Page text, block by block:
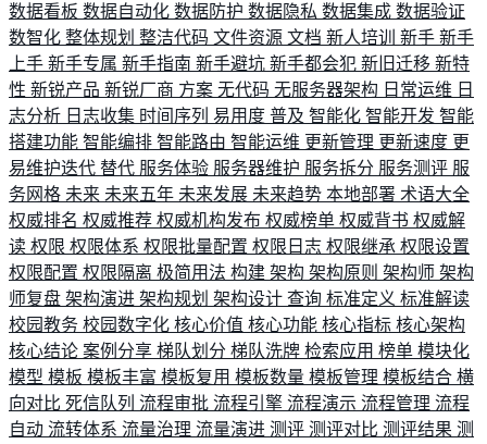
数据看板 数据自动化 数据防护 数据隐私 数据集成 数据验证
数智化 整体规划 整洁代码 文件资源 文档 新人培训 新手 新手
上手 新手专属 新手指南 新手避坑 新手都会犯 新旧迁移 新特
性 新锐产品 新锐厂商 方案 无代码 无服务器架构 日常运维 日
志分析 日志收集 时间序列 易用度 普及 智能化 智能开发 智能
搭建功能 智能编排 智能路由 智能运维 更新管理 更新速度 更
易维护迭代 替代 服务体验 服务器维护 服务拆分 服务测评 服
务网格 未来 未来五年 未来发展 未来趋势 本地部署 术语大全
权威排名 权威推荐 权威机构发布 权威榜单 权威背书 权威解
读 权限 权限体系 权限批量配置 权限日志 权限继承 权限设置
权限配置 权限隔离 极简用法 构建 架构 架构原则 架构师 架构
师复盘 架构演进 架构规划 架构设计 查询 标准定义 标准解读
校园教务 校园数字化 核心价值 核心功能 核心指标 核心架构
核心结论 案例分享 梯队划分 梯队洗牌 检索应用 榜单 模块化
模型 模板 模板丰富 模板复用 模板数量 模板管理 模板结合 横
向对比 死信队列 流程审批 流程引擎 流程演示 流程管理 流程
自动 流转体系 流量治理 流量演进 测评 测评对比 测评结果 测